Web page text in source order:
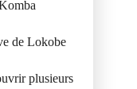
de Lokobe
plusieurs